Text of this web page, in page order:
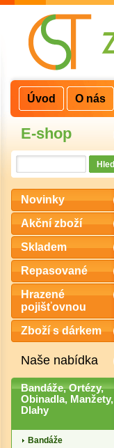
E-shop
Novinky
Akční zboží
Skladem
Repasované
Hrazené
pojišťovnou
Zboží s dárkem
Naše nabídka
Bandáže, Ortézy,
Obinadla, Manžety,
Dlahy
Bandáže
Úvod O nás